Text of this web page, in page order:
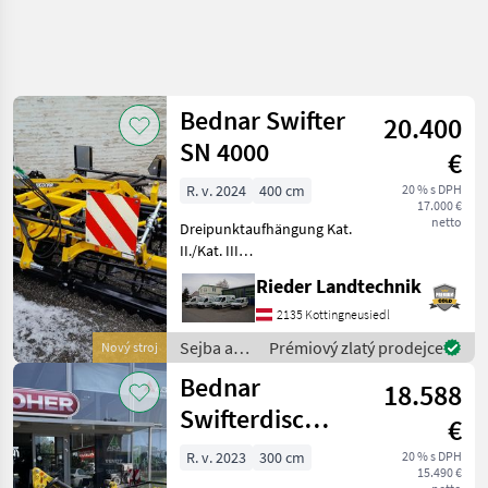
Nový stroj
Bednar Swifter
SN 4000
20.400
€
20 % s DPH
17.000 €
netto
R. v. 2024
400 cm
Dreipunktaufhängung Kat.
II./Kat. III
Maschinenrahmen
Hydraulische Klappung von
Transport- in
Arbeitsstellung Vordere
Flachstabwalzen, vordere
mechanische Planier
Rieder Landtechnik
2135 Kottingneusiedl
Sejba a
starostlivosť
o plodinu
/ Bednar
Prémiový zlatý prodejce
Bednar
Swifterdisc
XN3000
18.588
€
20 % s DPH
15.490 €
R. v. 2023
300 cm